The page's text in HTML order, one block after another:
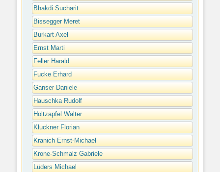
Bhakdi Sucharit
Bissegger Meret
Burkart Axel
Ernst Marti
Feller Harald
Fucke Erhard
Ganser Daniele
Hauschka Rudolf
Holtzapfel Walter
Kluckner Florian
Kranich Ernst-Michael
Krone-Schmalz Gabriele
Lüders Michael